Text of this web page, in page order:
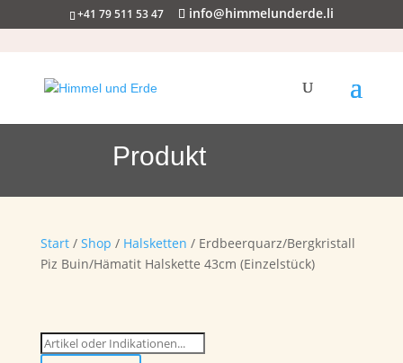
+41 79 511 53 47 info@himmelunderde.li
Produkt
Start/ Shop / Halsketten / Erdbeerquarz/Bergkristall
Piz Buin/Hämatit Halskette 43cm (Einzelstück)